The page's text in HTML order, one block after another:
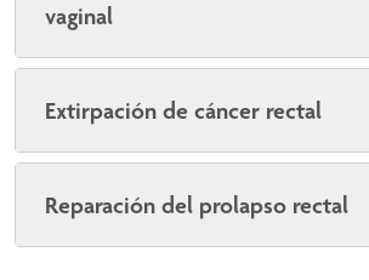
vaginal
Extirpación de cáncer rectal
Reparación del prolapso rectal